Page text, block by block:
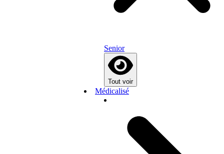
Senior
Tout voir
Médicalisé